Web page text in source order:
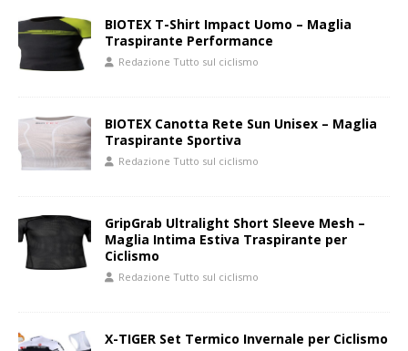
BIOTEX T-Shirt Impact Uomo – Maglia
Traspirante Performance
Redazione Tutto sul ciclismo
BIOTEX Canotta Rete Sun Unisex – Maglia
Traspirante Sportiva
Redazione Tutto sul ciclismo
GripGrab Ultralight Short Sleeve Mesh –
Maglia Intima Estiva Traspirante per
Ciclismo
Redazione Tutto sul ciclismo
X-TIGER Set Termico Invernale per Ciclismo